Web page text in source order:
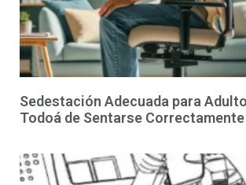
Sedestación Adecuada para
Todoá de Sentarse Correctamente